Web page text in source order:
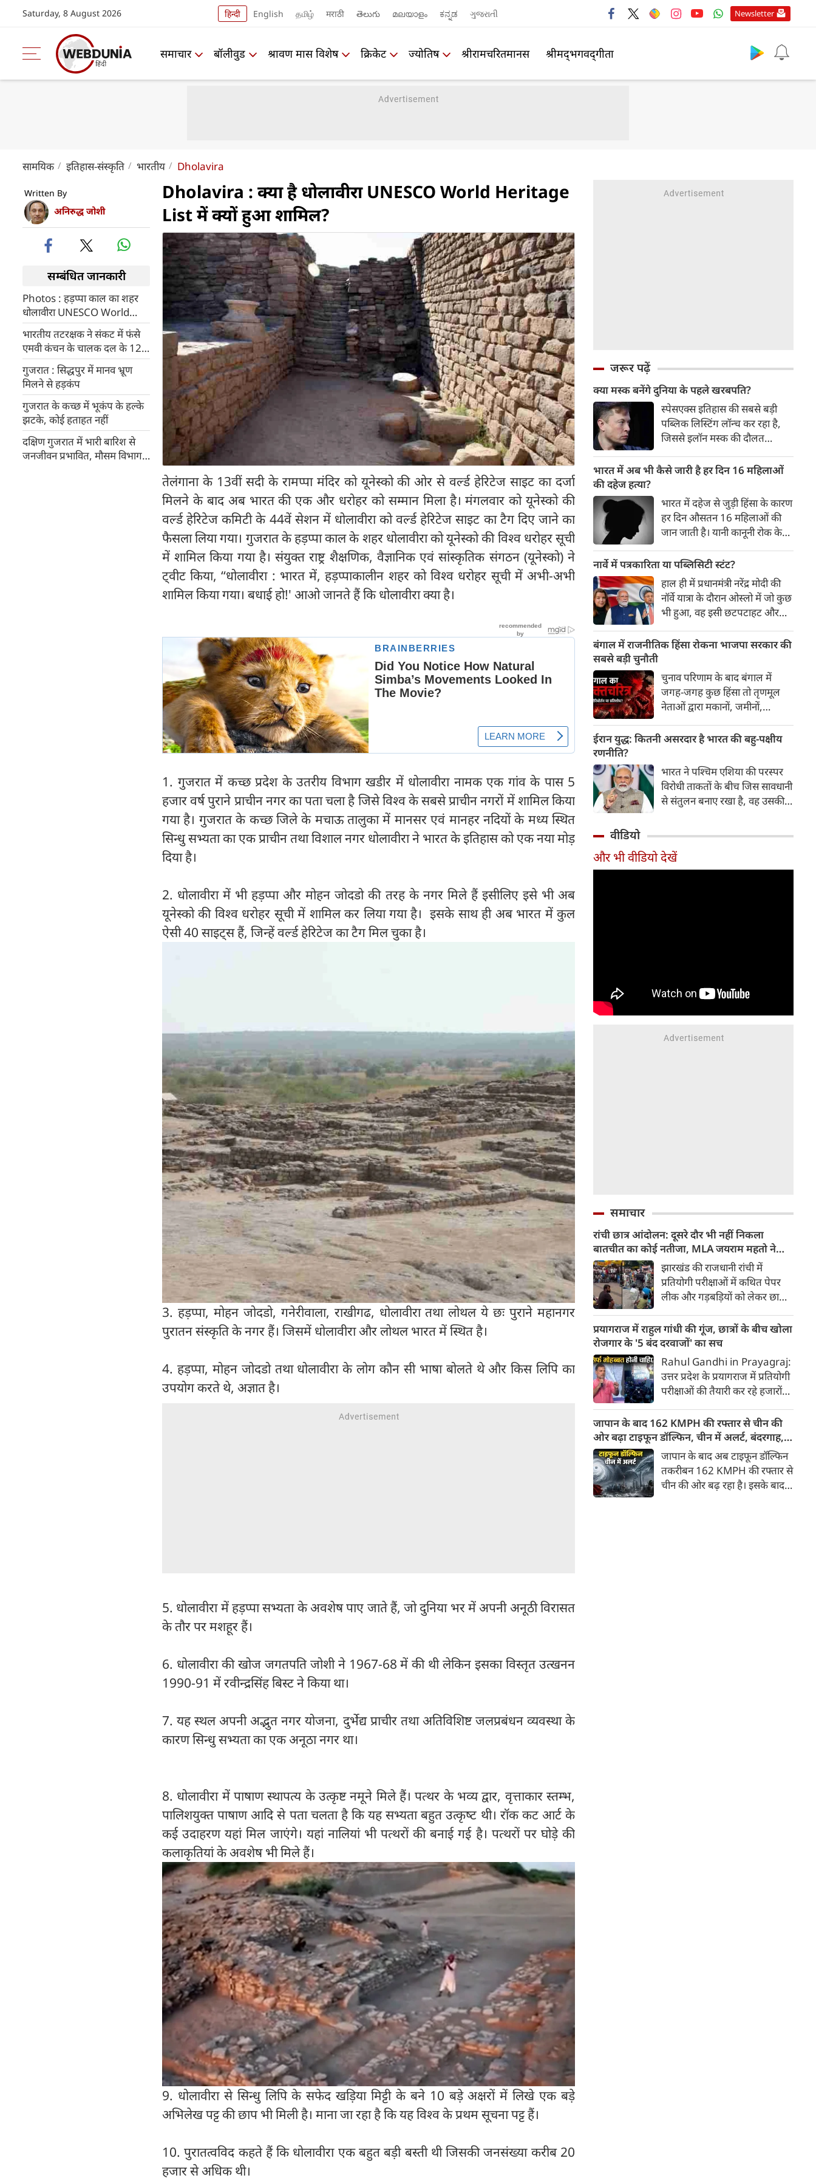
Saturday, 8 August 2026 हिन्दी English தமிழ் मराठी తెలుగు മലയാളം ಕನ್ನಡ ગુજરાતી Newsletter
समाचार बॉलीवुड श्रावण मास विशेष क्रिकेट ज्योतिष श्रीरामचरितमानस श्रीमद्‍भगवद्‍गीता
सामयिक इतिहास-संस्कृति भारतीय Dholavira
Written By
अनिरुद्ध जोशी
सम्बंधित जानकारी
Photos : हड़प्पा काल का शहर
धोलावीरा UNESCO World
Heritage List में शामिल
भारतीय तटरक्षक ने संकट में फंसे
एमवी कंचन के चालक दल के 12
सदस्यों को बचाया
गुजरात : सिद्धपुर में मानव भ्रूण
मिलने से हड़कंप
गुजरात के कच्छ में भूकंप के हल्के
झटके, कोई हताहत नहीं
दक्षिण गुजरात में भारी बारिश से
जनजीवन प्रभावित, मौसम विभाग ने
Dholavira : क्या है धोलावीरा UNESCO World Heritage
List में क्यों हुआ शामिल?
तेलंगाना के 13वीं सदी के रामप्पा मंदिर को यूनेस्को की ओर से वर्ल्ड हेरिटेज साइट का दर्जा
मिलने के बाद अब भारत की एक और धरोहर को सम्मान मिला है। मंगलवार को यूनेस्को की
वर्ल्ड हेरिटेज कमिटी के 44वें सेशन में धोलावीरा को वर्ल्ड हेरिटेज साइट का टैग दिए जाने का
फैसला लिया गया। गुजरात के हड़प्पा काल के शहर धोलावीरा को यूनेस्को की विश्व धरोहर सूची
में शामिल किया गया है। संयुक्त राष्ट्र शैक्षणिक, वैज्ञानिक एवं सांस्कृतिक संगठन (यूनेस्को) ने
ट्वीट किया, ‘‘धोलावीरा : भारत में, हड़प्पाकालीन शहर को विश्व धरोहर सूची में अभी-अभी
शामिल किया गया। बधाई हो!' आओ जानते हैं कि धोलावीरा क्या है।
1. गुजरात में कच्छ प्रदेश के उतरीय विभाग खडीर में धोलावीरा नामक एक गांव के पास 5
हजार वर्ष पुराने प्राचीन नगर का पता चला है जिसे विश्व के सबसे प्राचीन नगरों में शामिल किया
गया है। गुजरात के कच्छ जिले के मचाऊ तालुका में मानसर एवं मानहर नदियों के मध्य स्थित
सिन्धु सभ्यता का एक प्राचीन तथा विशाल नगर धोलावीरा ने भारत के इतिहास को एक नया मोड़
दिया है।
2. धोलावीरा में भी हड़प्पा और मोहन जोदडो की तरह के नगर मिले हैं इसीलिए इसे भी अब
यूनेस्को की विश्व धरोहर सूची में शामिल कर लिया गया है। इसके साथ ही अब भारत में कुल
ऐसी 40 साइट्स हैं, जिन्हें वर्ल्ड हेरिटेज का टैग मिल चुका है।
3. हड़प्पा, मोहन जोदडो, गनेरीवाला, राखीगढ, धोलावीरा तथा लोथल ये छः पुराने महानगर
पुरातन संस्कृति के नगर हैं। जिसमें धोलावीरा और लोथल भारत में स्थित है।
4. हड़प्पा, मोहन जोदडो तथा धोलावीरा के लोग कौन सी भाषा बोलते थे और किस लिपि का
उपयोग करते थे, अज्ञात है।
5. धोलावीरा में हड़प्पा सभ्यता के अवशेष पाए जाते हैं, जो दुनिया भर में अपनी अनूठी विरासत
के तौर पर मशहूर हैं।
6. धोलावीरा की खोज जगतपति जोशी ने 1967-68 में की थी लेकिन इसका विस्तृत उत्खनन
1990-91 में रवीन्द्रसिंह बिस्ट ने किया था।
7. यह स्थल अपनी अद्भुत नगर योजना, दुर्भेद्य प्राचीर तथा अतिविशिष्ट जलप्रबंधन व्यवस्था के
कारण सिन्धु सभ्यता का एक अनूठा नगर था।
8. धोलावीरा में पाषाण स्थापत्य के उत्कृष्ट नमूने मिले हैं। पत्थर के भव्य द्वार, वृत्ताकार स्तम्भ,
पालिशयुक्त पाषाण आदि से पता चलता है कि यह सभ्यता बहुत उत्कृष्‍ट थी। रॉक कट आर्ट के
कई उदाहरण यहां मिल जाएंगे। यहां नालियां भी पत्थरों की बनाई गई है। पत्‍थरों पर घोड़े की
कलाकृतियां के अवशेष भी मिले हैं।
9. धोलावीरा से सिन्धु लिपि के सफेद खड़िया मिट्टी के बने 10 बड़े अक्षरों में लिखे एक बड़े
अभिलेख पट्ट की छाप भी मिली है। माना जा रहा है कि यह विश्व के प्रथम सूचना पट्ट हैं।
10. पुरातत्वविद कहते हैं कि धोलावीरा एक बहुत बड़ी बस्ती थी जिसकी जनसंख्या करीब 20
हजार से अधिक थी।
जरूर पढ़ें
क्या मस्क बनेंगे दुनिया के पहले खरबपति?
स्पेसएक्स इतिहास की सबसे बड़ी
पब्लिक लिस्टिंग लॉन्च कर रहा है,
जिससे इलॉन मस्क की दौलत
जाएगी। क्या इस कंपनी की ‘इस
सचमुच ब्रह्मांड जितनी
भारत में अब भी कैसे जारी है हर दिन 16 महिलाओं
की दहेज हत्या?
भारत में दहेज से जुड़ी हिंसा के कारण
हर दिन औसतन 16 महिलाओं की
जान जाती है। यानी कानूनी रोक के
अलग-अलग तरीकों से जारी है।
नार्वे में पत्रकारिता या पब्लिसिटी स्टंट?
हाल ही में प्रधानमंत्री नरेंद्र मोदी की
नॉर्वे यात्रा के दौरान ओस्लो में जो कुछ
भी हुआ, वह इसी छटपटाहट और
ज्वलंत उदाहरण है। दुःख की बात यह
पब्लिसिटी स्टंट की स्क्रिप्ट पर भारत
का मुख्य विपक्ष न केवल तालियां
बजा रहा है, बल्कि अपने ही देश की
छवि को धूमिल करने के लिए इसका
इस्तेमाल कर रहा है...
बंगाल में राजनीतिक हिंसा रोकना भाजपा सरकार की
सबसे बड़ी चुनौती
चुनाव परिणाम के बाद बंगाल में
जगह-जगह कुछ हिंसा तो तृणमूल
नेताओं द्वारा मकानों, जमीनों,
जब लोग स्वयं निकलकर इसे मुक्त
कराने लगे। इसी तरह हिंदुओं के कई
धर्मस्थलों या धर्म स्थानों की मुक्ति के
दृश्य भी सामने आए।
ईरान युद्ध: कितनी असरदार है भारत की बहु-पक्षीय
रणनीति?
भारत ने पश्चिम एशिया की परस्पर
विरोधी ताकतों के बीच जिस सावधानी
से संतुलन बनाए रखा है, वह उसकी
लिए कितना मुश्किल होता जा रहा है।
वीडियो
और भी वीडियो देखें
समाचार
रांची छात्र आंदोलन: दूसरे दौर भी नहीं निकला
बातचीत का कोई नतीजा, MLA जयराम महतो ने
किया अनशन का ऐलानझारखंड की राजधानी रांची में
प्रतियोगी परीक्षाओं में कथित पेपर
लीक और गड़बड़ियों को लेकर छात्रों
है। शनिवार को सरकार और
आंदोलनकारी छात्र संगठनों के बीच
गतिरोध को खत्म करने के लिए
बातचीत का दौर चला। लेकिन यह
बैठक भी पूरी तरह बेनतीजा साबित
हुई।
प्रयागराज में राहुल गांधी की गूंज, छात्रों के बीच खोला
रोजगार के '5 बंद दरवाजों' का सच
Rahul Gandhi in Prayagraj:
उत्तर प्रदेश के प्रयागराज में प्रतियोगी
परीक्षाओं की तैयारी कर रहे हजारों
कांग्रेस नेता राहुल गांधी ने केंद्र की
मोदी सरकार पर तीखा प्रहार किया है।
'छात्रों की गूंज' कार्यक्रम के दौरान
भारी बारिश और जलभराव के बीच
उमड़े युवाओं के हुजूम को संबोधित
करते हुए राहुल गांधी ने कहा कि देश
जापान के बाद 162 KMPH की रफ्तार से चीन की
ओर बढ़ा टाइफून डॉल्फिन, चीन में अलर्ट, बंदरगाह,
स्कूल बंद, उड़ानें रद्दजापान के बाद अब टाइफून डॉल्फिन
तकरीबन 162 KMPH की रफ्तार से
चीन की ओर बढ़ रहा है। इसके बाद